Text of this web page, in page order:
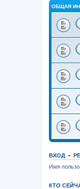
ОБЩАЯ
ВХОД •
Имя
КТО